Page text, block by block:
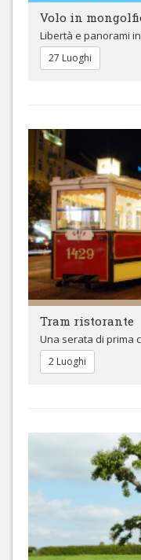
Volo in
Libertà e panorami
27 Luoghi
Tram ristorante
Una serata di prima
2 Luoghi